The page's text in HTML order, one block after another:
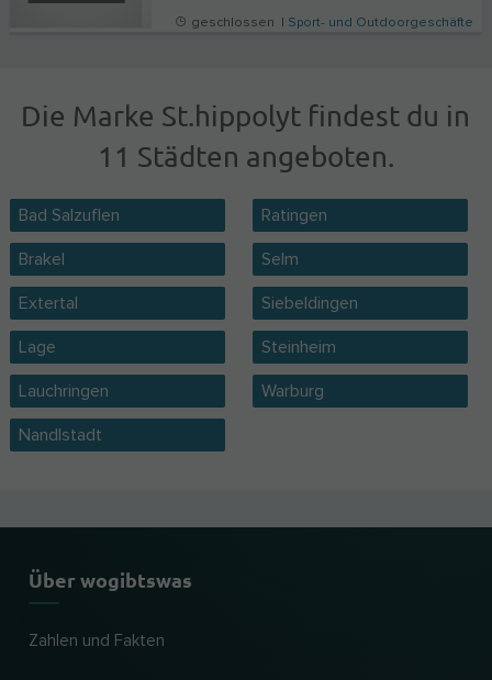
geschlossen | Sport- und Outdoorgeschäfte
Die Marke St.hippolyt findest du in
11 Städten angeboten.
Bad Salzuflen
Brakel
Extertal
Lage
Lauchringen
Nandlstadt
Ratingen
Selm
Siebeldingen
Steinheim
Warburg
Über wogibtswas
Zahlen und Fakten